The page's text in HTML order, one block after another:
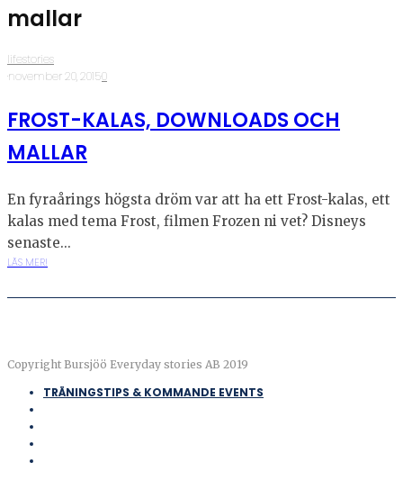
mallar
lifestories
·november 20, 2015·0
FROST-KALAS, DOWNLOADS OCH
MALLAR
En fyraårings högsta dröm var att ha ett Frost-kalas, ett
kalas med tema Frost, filmen Frozen ni vet? Disneys
senaste...
LÄS MER!
Copyright Bursjöö Everyday stories AB 2019
TRÄNINGSTIPS & KOMMANDE EVENTS